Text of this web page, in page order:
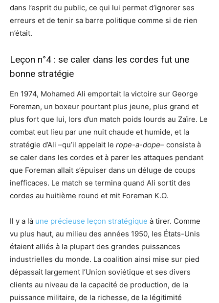
dans l’esprit du public, ce qui lui permet d’ignorer ses
erreurs et de tenir sa barre politique comme si de rien
n’était.
Leçon n°4 : se caler dans les cordes fut une
bonne stratégie
En 1974, Mohamed Ali emportait la victoire sur George
Foreman, un boxeur pourtant plus jeune, plus grand et
plus fort que lui, lors d’un match poids lourds au Zaïre. Le
combat eut lieu par une nuit chaude et humide, et la
stratégie d’Ali –qu’il appelait le rope-a-dope– consista à
se caler dans les cordes et à parer les attaques pendant
que Foreman allait s’épuiser dans un déluge de coups
inefficaces. Le match se termina quand Ali sortit des
cordes au huitième round et mit Foreman K.O.
Il y a là une précieuse leçon stratégique à tirer. Comme
vu plus haut, au milieu des années 1950, les États-Unis
étaient alliés à la plupart des grandes puissances
industrielles du monde. La coalition ainsi mise sur pied
dépassait largement l’Union soviétique et ses divers
clients au niveau de la capacité de production, de la
puissance militaire, de la richesse, de la légitimité